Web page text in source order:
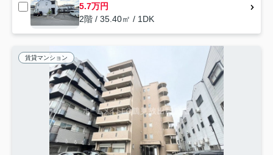
5.7万円
2階 / 35.40㎡ / 1DK
賃貸マンション